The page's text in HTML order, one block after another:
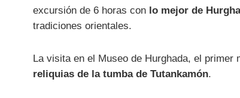
excursión de 6 horas con lo mejor de
tradiciones orientales.
La visita en el Museo de Hurghada, el
reliquias de la tumba de Tutankamón.